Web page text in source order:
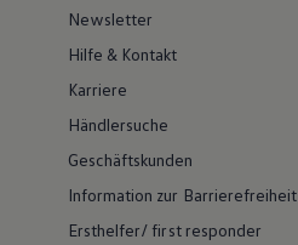
Newsletter
Hilfe & Kontakt
Karriere
Händlersuche
Geschäftskunden
Information zur Barrierefreiheit
Ersthelfer/ first responder